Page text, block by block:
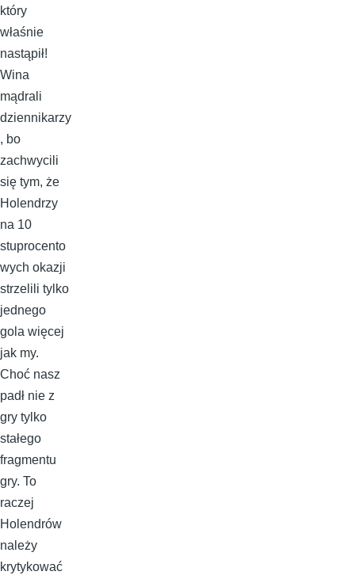
który
właśnie
nastąpił!
Wina
mądrali
dziennikarzy
, bo
zachwycili
się tym, że
Holendrzy
na 10
stuprocento
wych okazji
strzelili tylko
jednego
gola więcej
jak my.
Choć nasz
padł nie z
gry tylko
stałego
fragmentu
gry. To
raczej
Holendrów
należy
krytykować